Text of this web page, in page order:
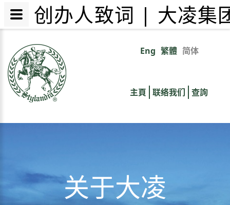
主
Eng 繁體 简体
links
主頁 联络我们 查詢
关于大凌
创办人致词 | 大凌集